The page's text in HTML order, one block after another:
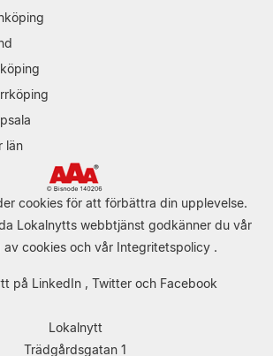
län
cookies för att förbättra din upplevelse.
Lokalnytts webbtjänst godkänner du vår
av cookies och vår Integritetspolicy .
på LinkedIn, Twitteroch Facebook
Lokalnytt
Trädgårdsgatan 1